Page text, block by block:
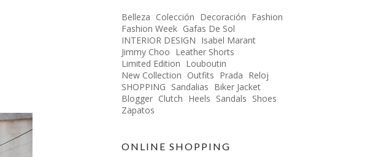
Belleza Colección Decoración Fashion
Fashion Week Gafas De Sol
INTERIOR DESIGN Isabel Marant
Jimmy Choo Leather Shorts
Limited Edition Louboutin
New Collection Outfits Prada Reloj
SHOPPING Sandalias Biker Jacket
Blogger Clutch Heels Sandals Shoes
Zapatos
ONLINE SHOPPING